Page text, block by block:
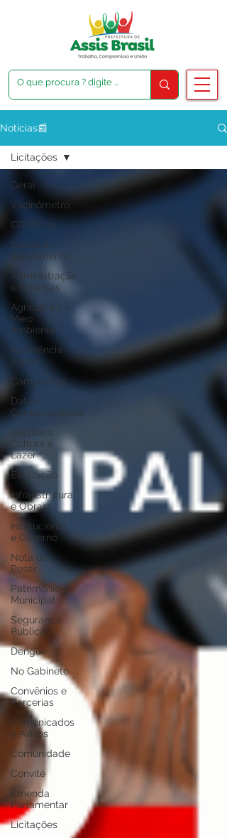
Notícias📰
Geral
Vacinômetro
COVID-19
Saúde e
Saneamento
Administração
e Finanças
Agricultura e
Meio
Ambiente
Assistência
Social
Campanhas
Datas
Comemorativas
Desporto
Cultura e
Lazer
Educação
Infraestrutura
e Obras
Institucional
e Governo
Nota de
Pesar
Patrimônio
Municipal
Segurança
Publica
Dengue
No Gabinete
Convênios e
Parcerias
Comunicados
e Avisos
Comunidade
Convite
Emenda
Parlamentar
Licitações
Licitações